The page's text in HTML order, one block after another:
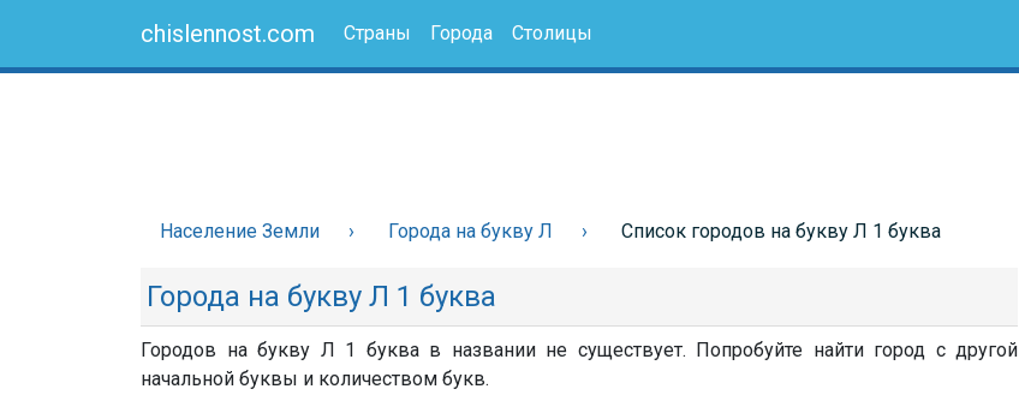
chislennost.com Страны Города Столицы
Население Земли Города на букву Л Список городов на букву Л 1 буква
Города на букву Л 1 буква
Городов на букву Л 1 буква в названии не существует. Попробуйте найти город с другой
начальной буквы и количеством букв.